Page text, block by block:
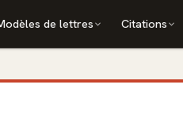
de lettres Citations